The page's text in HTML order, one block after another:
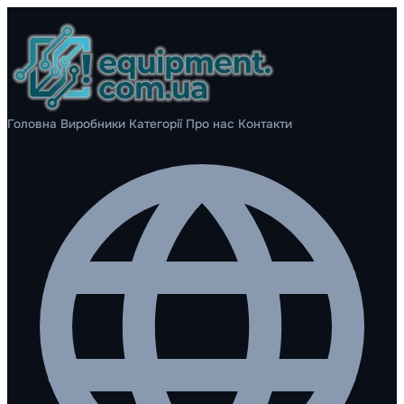
Головна Виробники Категорії Про нас Контакти